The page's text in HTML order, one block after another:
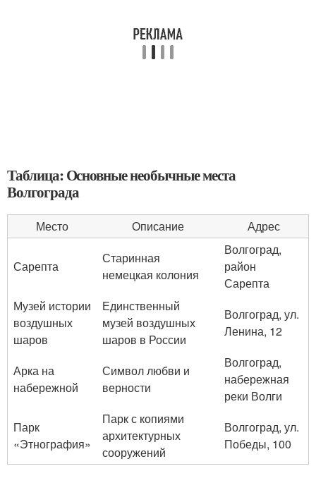
Таблица: Основные необычные места
Волгограда
Место Описание Адрес
Сарепта
Старинная
немецкая колония
Волгоград,
район
Сарепта
Музей истории
воздушных
шаров
Единственный
музей воздушных
шаров в России
Волгоград, ул.
Ленина, 12
Арка на
набережной
Символ любви и
верности
Волгоград,
набережная
реки Волги
Парк
«Этнография»
Парк с копиями
архитектурных
сооружений
Волгоград, ул.
Победы, 100